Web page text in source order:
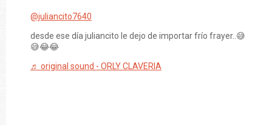
@juliancito7640
desde ese día juliancito le dejo de importar frío frayer..😅
😅😂😂
♬ original sound - ORLY CLAVERIA